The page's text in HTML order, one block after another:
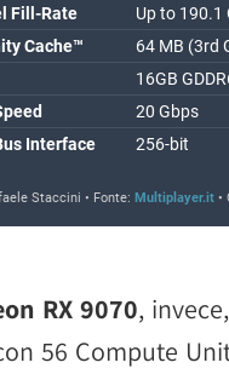
RX 9070,
56 Compute